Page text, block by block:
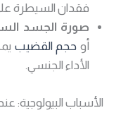
فقدان السيطرة
صورة الجسد
أو حجم القضيب
الأداء الجنسي.
الأسباب البيولوجية: